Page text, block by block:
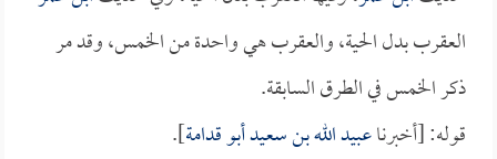
العقرب بدل الحية، والعقرب هي واحدة من الخمس، وقد مر
ذكر الخمس في الطرق السابقة.
قوله: [أخبرناعبيد الله بن سعيد أبو قدامة].